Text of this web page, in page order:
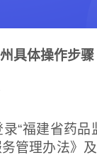
具体操作步骤
福建省药品
管理办法》